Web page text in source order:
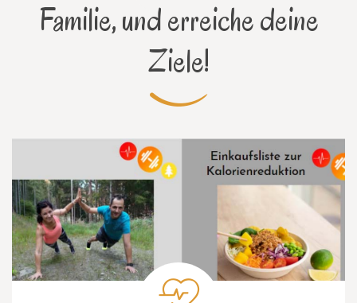
Familie, und erreiche deine
Ziele!